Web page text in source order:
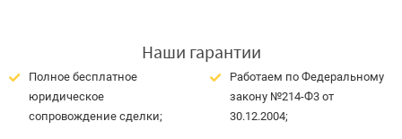
Наши гарантии
Полное бесплатное
юридическое
сопровождение сделки;
Работаем по Федеральному
закону №214-Ф3 от
30.12.2004;